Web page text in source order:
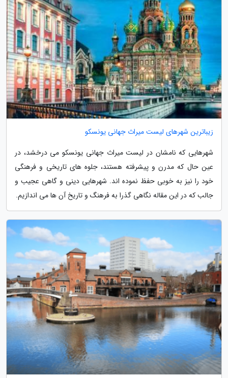
زیباترین شهرهای لیست میراث جهانی یونسکو
شهرهایی که نامشان در لیست میراث جهانی یونسکو می درخشد، در
عین حال که مدرن و پیشرفته هستند، جلوه های تاریخی و فرهنگی
خود را نیز به خوبی حفظ نموده اند. شهرهایی دینی و گاهی عجیب و
جالب که در این مقاله نگاهی گذرا به فرهنگ و تاریخ آن ها می اندازیم.